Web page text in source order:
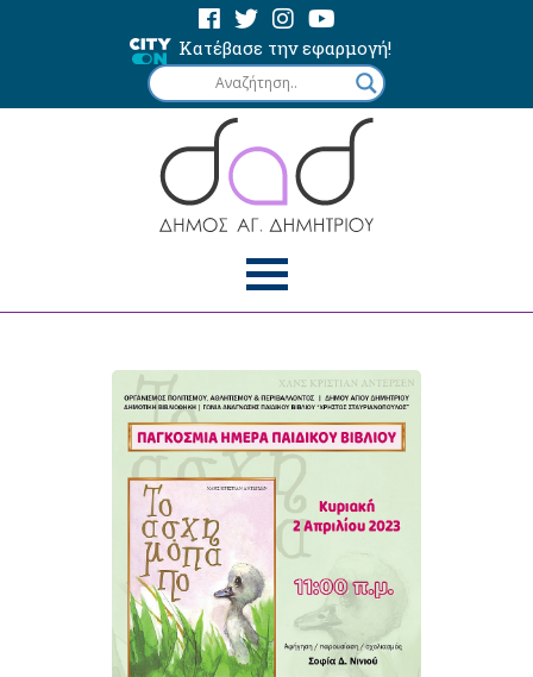
Κατέβασε την εφαρμογή!